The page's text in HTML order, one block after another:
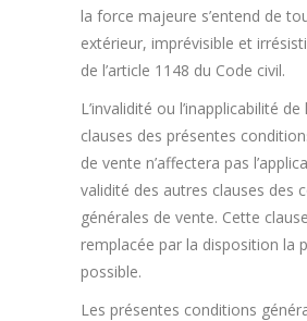
la force majeure s’entend de
extérieur, imprévisible et
de l’article 1148 du Code civil.
L’invalidité ou l’inapplicabilité de
clauses des présentes
de vente n’affectera pas
validité des autres clauses des
générales de vente. Cette
remplacée par la disposition la
possible.
Les présentes conditions